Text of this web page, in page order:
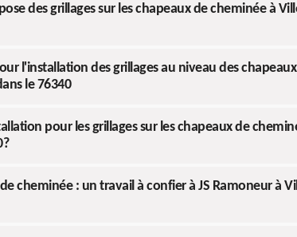
des grillages sur les chapeaux de cheminée à
l'installation des grillages au niveau des
le 76340
pour les grillages sur les chapeaux de
cheminée : un travail à confier à JS Ramoneur à